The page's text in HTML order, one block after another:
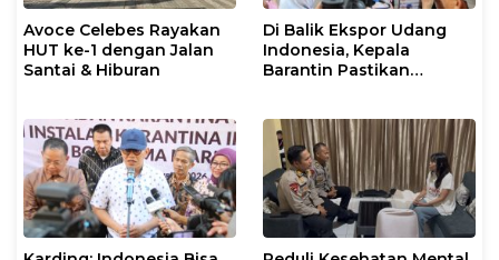
Avoce Celebes Rayakan
HUT ke-1 dengan Jalan
Santai & Hiburan
Di Balik Ekspor Udang
Indonesia, Kepala
Barantin Pastikan